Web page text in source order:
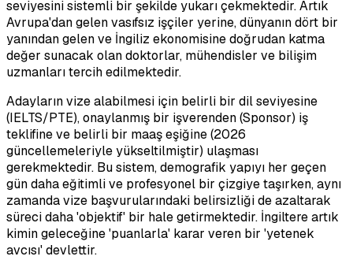
seviyesini sistemli bir şekilde yukarı çekmektedir. Artık
Avrupa'dan gelen vasıfsız işçiler yerine, dünyanın dört bir
yanından gelen ve İngiliz ekonomisine doğrudan katma
değer sunacak olan doktorlar, mühendisler ve bilişim
uzmanları tercih edilmektedir.
Adayların vize alabilmesi için belirli bir dil seviyesine
(IELTS/PTE), onaylanmış bir işverenden (Sponsor) iş
teklifine ve belirli bir maaş eşiğine (2026
güncellemeleriyle yükseltilmiştir) ulaşması
gerekmektedir. Bu sistem, demografik yapıyı her geçen
gün daha eğitimli ve profesyonel bir çizgiye taşırken, aynı
zamanda vize başvurularındaki belirsizliği de azaltarak
süreci daha 'objektif' bir hale getirmektedir. İngiltere artık
kimin geleceğine 'puanlarla' karar veren bir 'yetenek
avcısı' devlettir.